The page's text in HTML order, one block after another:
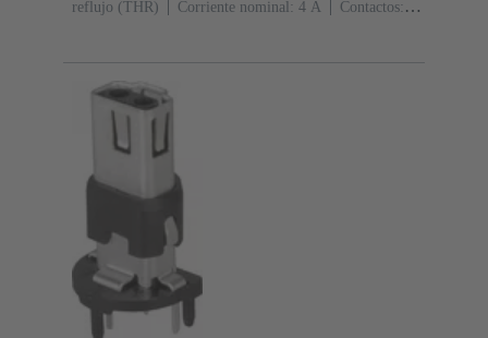
reflujo (THR)
Corriente nominal: ‌4 A
Contactos: 2